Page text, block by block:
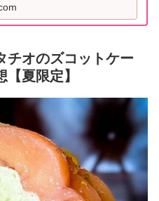
チオのズコットケー
夏限定】